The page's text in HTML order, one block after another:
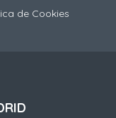
de Cookies